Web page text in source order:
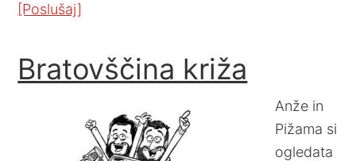
[Poslušaj]
Bratovščina križa
Anže in
Pižama si
ogledata